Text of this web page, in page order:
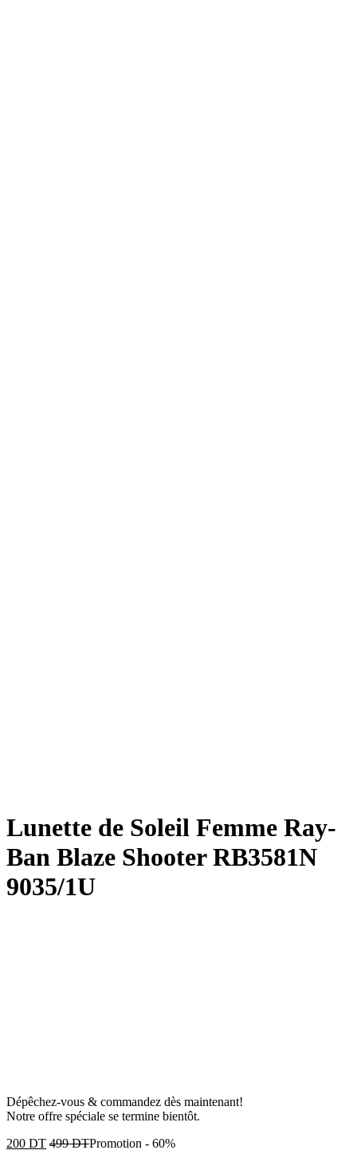
Lunette de Soleil Femme Ray-
Ban Blaze Shooter RB3581N
9035/1U
Dépêchez-vous & commandez dès maintenant!
Notre offre spéciale se termine bientôt.
200 DT 499DTPromotion - 60%